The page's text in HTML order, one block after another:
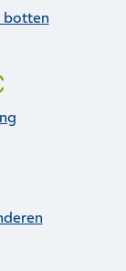
botten